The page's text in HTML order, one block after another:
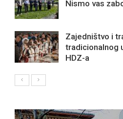
Nismo vas
Zajedništvo i
tradicionalnog
HDZ-a